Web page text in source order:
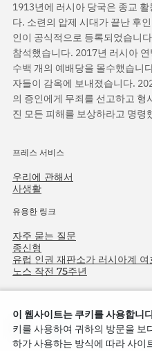
1913년에 러시아 당국은 종교
다. 소련의 압제 시대가 끝난 후
인이 공식적으로 등록되었습니
참석했습니다. 2017년 러시아
수백 개의 예배당을 몰수했습니
자들이 감옥에 보내졌습니다.
의 증인에게 무죄를 선고하고 형
진 모든 피해를 보상하라고 명령
프레스 서비스
우리에 관해서
사생활
유용한 링크
자주 묻는 질문
종신형
유럽 인권 재판소가 러시아계
노스 작전 75주년
이 웹사이트는 쿠키를 사용합니
키를 사용하여 귀하의 방문을 보
하가 사용하는 방식에 따라 사이